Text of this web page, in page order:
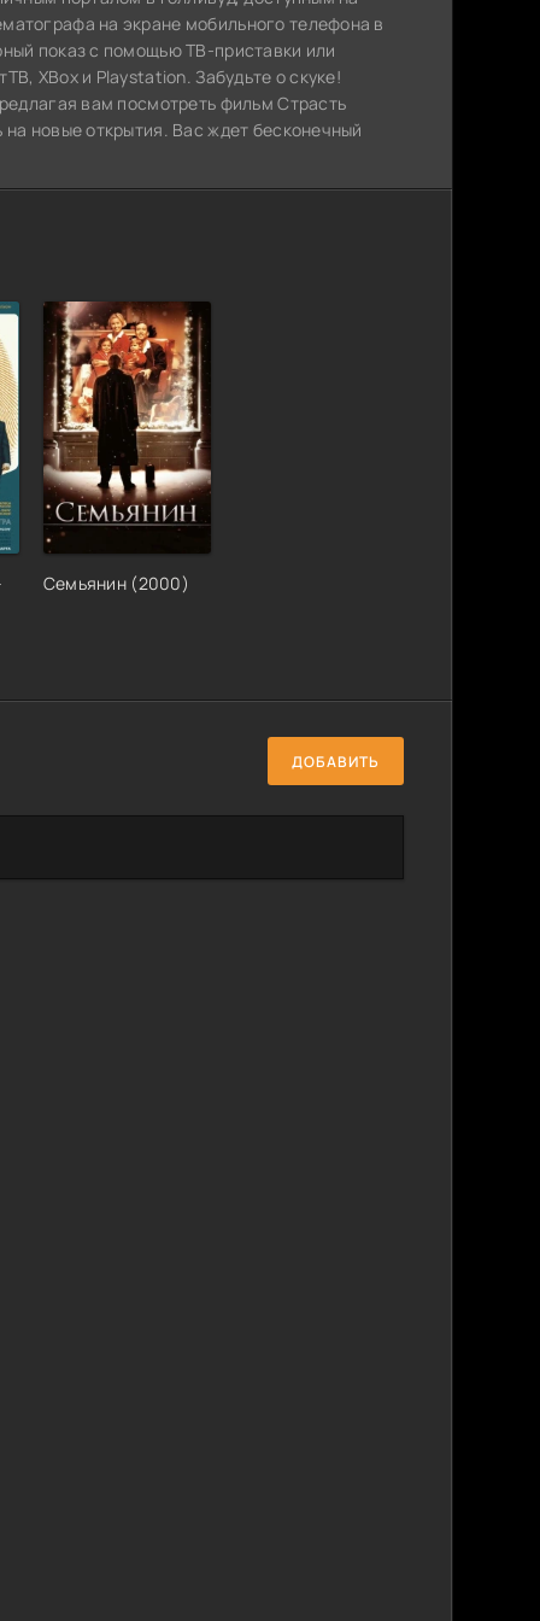
на экране мобильного телефона в
показ с помощью ТВ-приставки или
XBox и Playstation. Забудьте о скуке!
вам посмотреть фильм Страсть
новые открытия. Вас ждет бесконечный
Семьянин (2000)
ДОБАВИТЬ